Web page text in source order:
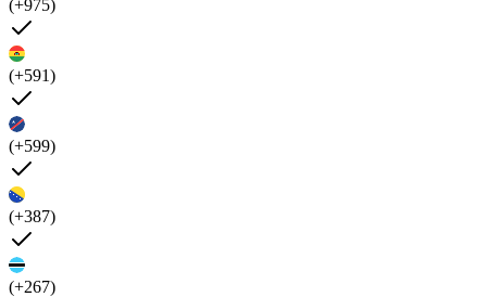
(+975)
(+591)
(+599)
(+387)
(+267)